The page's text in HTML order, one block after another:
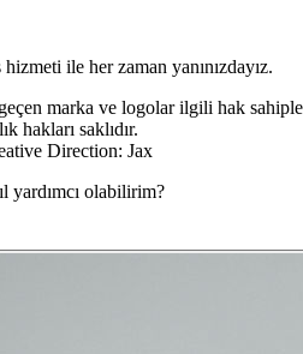
ile her zaman yanınızdayız.
marka ve logolar ilgili hak
hakları saklıdır.
Direction: Jax
yardımcı olabilirim?